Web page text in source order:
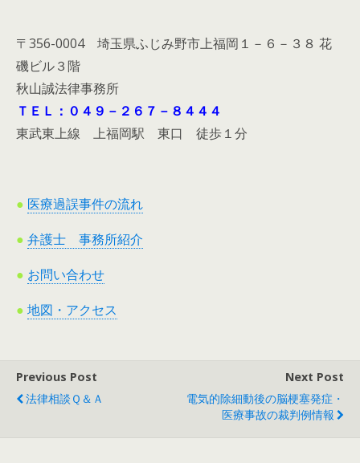
〒356-0004 埼玉県ふじみ野市上福岡１－６－３８ 花
磯ビル３階
秋山誠法律事務所
ＴＥＬ：０４９－２６７－８４４４
東武東上線 上福岡駅 東口 徒歩１分
● 医療過誤事件の流れ
● 弁護士 事務所紹介
● お問い合わせ
● 地図・アクセス
Previous Post
法律相談Ｑ＆Ａ
Next Post
電気的除細動後の脳梗塞発症・
医療事故の裁判例情報